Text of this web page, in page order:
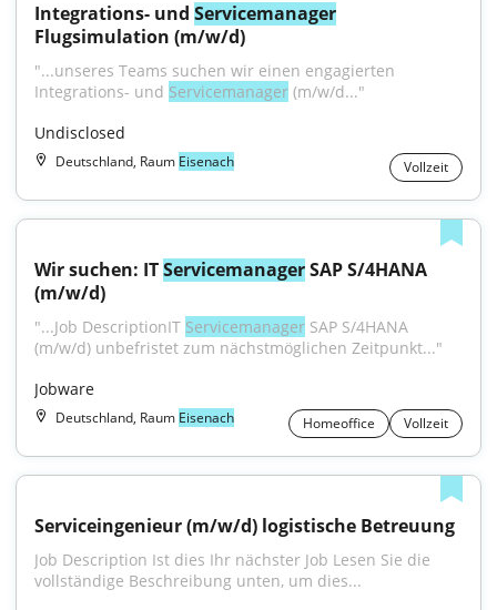
Integrations- und Servicemanager
Flugsimulation (m/w/d)
"...unseres Teams suchen wir einen engagierten
Integrations- und Servicemanager (m/w/d..."
Undisclosed
Deutschland, Raum Eisenach Vollzeit
Wir suchen: IT Servicemanager SAP S/4HANA
(m/w/d)
"...Job DescriptionIT Servicemanager SAP S/4HANA
(m/w/d) unbefristet zum nächstmöglichen Zeitpunkt..."
Jobware
Deutschland, Raum Eisenach Homeoffice Vollzeit
Serviceingenieur (m/w/d) logistische Betreuung
Job Description Ist dies Ihr nächster Job Lesen Sie die
vollständige Beschreibung unten, um dies...